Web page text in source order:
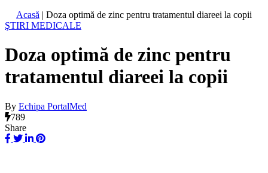
Acasă | Doza optimă de zinc pentru tratamentul diareei la copii
ŞTIRI MEDICALE
Doza optimă de zinc pentru
tratamentul diareei la copii
By Echipa PortalMed
789
Share